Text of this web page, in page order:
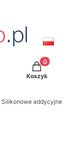
Produkty
Koszyk
Silikonowe addycyjne